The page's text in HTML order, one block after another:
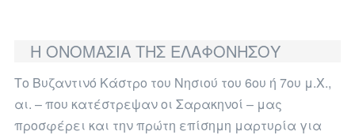
Η ΟΝΟΜΑΣΙΑ ΤΗΣ ΕΛΑΦΟΝΗΣΟΥ
Το Βυζαντινό Κάστρο του Νησιού του 6ου ή 7ου μ.Χ.,
αι. – που κατέστρεψαν οι Σαρακηνοί – μας
προσφέρει και την πρώτη επίσημη μαρτυρία για